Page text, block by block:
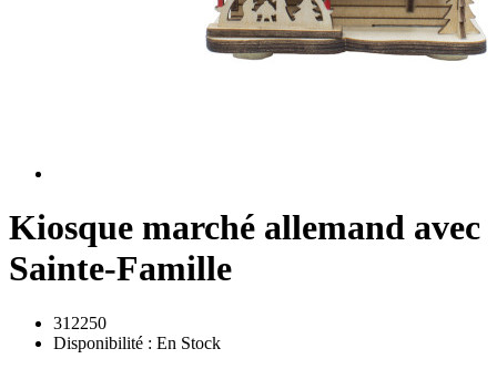
Kiosque marché allemand avec
Sainte-Famille
312250
Disponibilité : En Stock